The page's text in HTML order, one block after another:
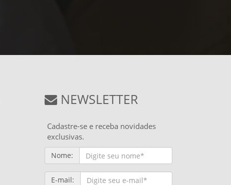
NEWSLETTER
Cadastre-se e receba novidades
exclusivas.
Nome:
E-mail: